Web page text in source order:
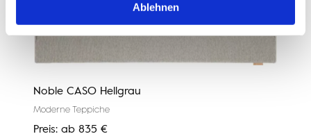
Ablehnen
Noble CASO Hellgrau
Moderne Teppiche
Preis: ab 835 €